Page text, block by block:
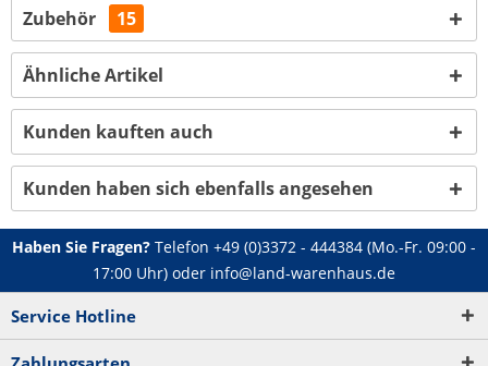
Zubehör 15
Ähnliche Artikel
Kunden kauften auch
Kunden haben sich ebenfalls angesehen
Haben Sie Fragen? Telefon +49 (0)3372 - 444384 (Mo.-Fr. 09:00 -
17:00 Uhr) oder info@land-warenhaus.de
Service Hotline